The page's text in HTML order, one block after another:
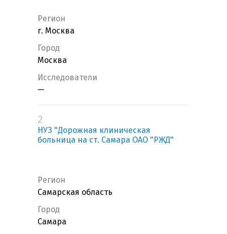
Регион
г. Москва
Город
Москва
Исследователи
—
2
НУЗ "Дорожная клиническая
больница на ст. Самара ОАО "РЖД"
Регион
Самарская область
Город
Самара